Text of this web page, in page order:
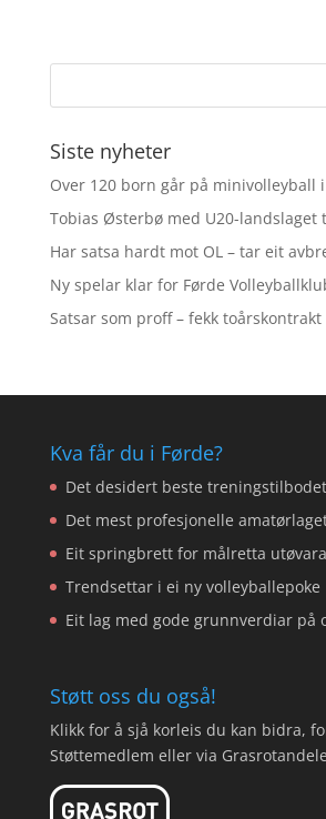
Siste nyheter
Over 120 born går på minivolleyball i
Tobias Østerbø med U20-landslaget
Har satsa hardt mot OL – tar eit
Ny spelar klar for Førde
Satsar som proff – fekk toårskontrakt
Kva får du i Førde?
Det desidert beste
Det mest profesjonelle
Eit springbrett for målretta
Trendsettar i ei ny volleyballepoke
Eit lag med gode grunnverdiar på
Støtt oss du også!
Klikk for å sjå korleis du kan bidra,
Støttemedlem eller via